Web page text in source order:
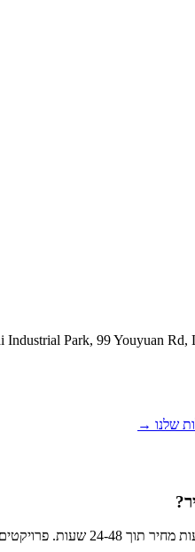
Park, 99 Youyuan Rd,
שלנו →
לדרוש סקירה הנדסית נוספת.